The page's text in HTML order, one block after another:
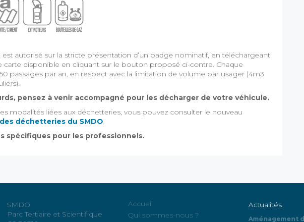
est autorisé sur la stricte présentation d’un badge nominatif, en téléchargeant
carte disponible en cliquant sur le bouton proposé ci-contre. Chaque
passages par an, en respect avec la limitation de volume par usager (4m3
pensez à venir accompagné pour les décharger de votre véhicule.
modalités liées aux déchetteries, vous pouvez consulter le nouveau
déchetteries du SMDO.
spécifiques pour les professionnels.
SMDO
Parc Tertiaire et Scientifique
Accueil
Qui sommes-nous ?
Actualités
Aménagement